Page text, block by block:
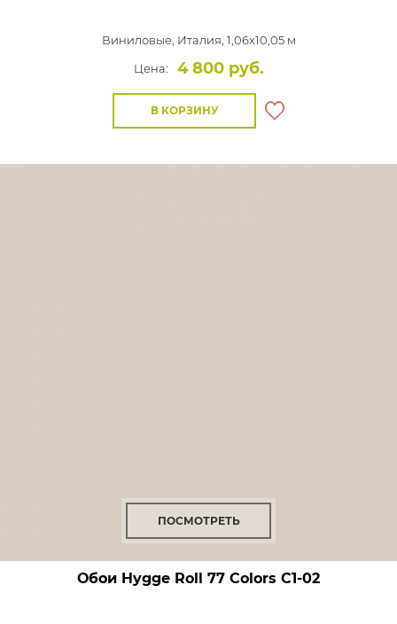
Виниловые, Италия, 1,06x10,05 м
Цена:
4 800 руб.
В КОРЗИНУ
ПОСМОТРЕТЬ
Обои Hygge Roll 77 Colors C1-02